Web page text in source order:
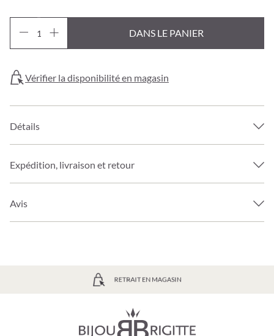
DANS LE PANIER
Vérifier la disponibilité en magasin
Détails
Expédition, livraison et retour
Avis
LIVRAISON GRATUITE À PARTIR DE 39€